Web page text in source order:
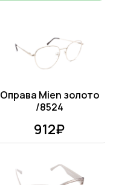
Оправа Mien золото
/8524
912₽